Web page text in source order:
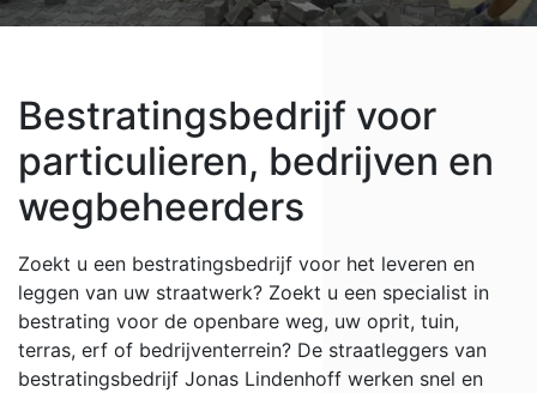
Bestratingsbedrijf voor
particulieren, bedrijven en
wegbeheerders
Zoekt u een bestratingsbedrijf voor het leveren en
leggen van uw straatwerk? Zoekt u een specialist in
bestrating voor de openbare weg, uw oprit, tuin,
terras, erf of bedrijventerrein? De straatleggers van
bestratingsbedrijf Jonas Lindenhoff werken snel en